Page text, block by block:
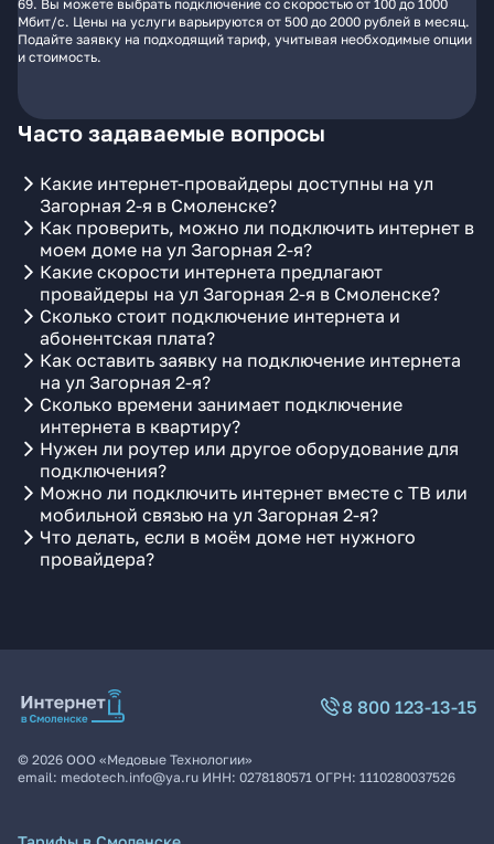
69. Вы можете выбрать подключение со скоростью от 100 до 1000
Мбит/с. Цены на услуги варьируются от 500 до 2000 рублей в месяц.
Подайте заявку на подходящий тариф, учитывая необходимые опции
и стоимость.
Часто задаваемые вопросы
Какие интернет-провайдеры доступны на ул
Загорная 2-я в Смоленске?
Как проверить, можно ли подключить интернет в
моем доме на ул Загорная 2-я?
Какие скорости интернета предлагают
провайдеры на ул Загорная 2-я в Смоленске?
Сколько стоит подключение интернета и
абонентская плата?
Как оставить заявку на подключение интернета
на ул Загорная 2-я?
Сколько времени занимает подключение
интернета в квартиру?
Нужен ли роутер или другое оборудование для
подключения?
Можно ли подключить интернет вместе с ТВ или
мобильной связью на ул Загорная 2-я?
Что делать, если в моём доме нет нужного
провайдера?
8 800 123-13-15
© 2026 ООО «Медовые Технологии»
email: medotech.info@ya.ru ИНН: 0278180571 ОГРН: 1110280037526